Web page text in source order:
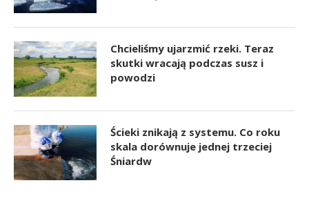
Chcieliśmy ujarzmić rzeki. Teraz
skutki wracają podczas susz i
powodzi
Ścieki znikają z systemu. Co roku
skala dorównuje jednej trzeciej
Śniardw